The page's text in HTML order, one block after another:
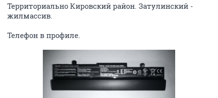
Территориально Кировский район. Затулинский -
жилмассив.
Телефон в профиле.